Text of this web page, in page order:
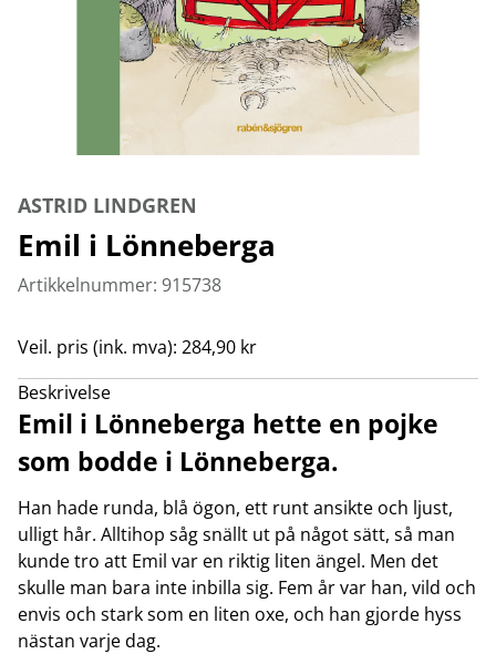
ASTRID LINDGREN
Emil i Lönneberga
Artikkelnummer: 915738
Veil. pris (ink. mva): 284,90 kr
Beskrivelse
Emil i Lönneberga hette en pojke
som bodde i Lönneberga.
Han hade runda, blå ögon, ett runt ansikte och ljust,
ulligt hår. Alltihop såg snällt ut på något sätt, så man
kunde tro att Emil var en riktig liten ängel. Men det
skulle man bara inte inbilla sig. Fem år var han, vild och
envis och stark som en liten oxe, och han gjorde hyss
nästan varje dag.